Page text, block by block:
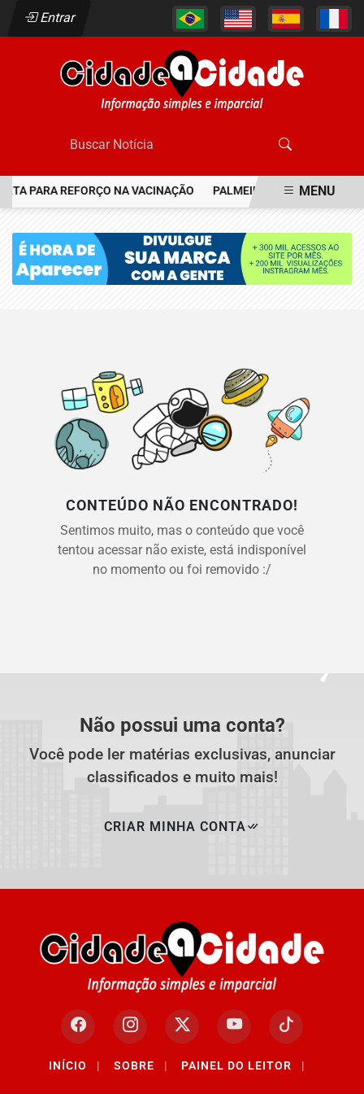
Entrar
PARA REFORÇO NA VACINAÇÃO PALMEIRAS RESGATA JOIA
MENU
CONTEÚDO NÃO ENCONTRADO!
Sentimos muito, mas o conteúdo que você
tentou acessar não existe, está indisponível
no momento ou foi removido :/
Não possui uma conta?
Você pode ler matérias exclusivas, anunciar
classificados e muito mais!
CRIAR MINHA CONTA
INÍCIO | SOBRE | PAINEL DO LEITOR |